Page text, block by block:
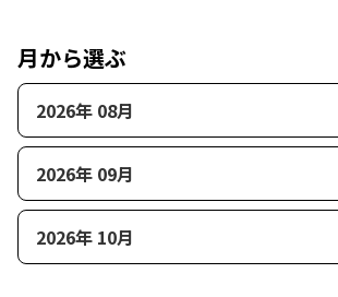
月から選ぶ
2026年 08月
2026年 09月
2026年 10月